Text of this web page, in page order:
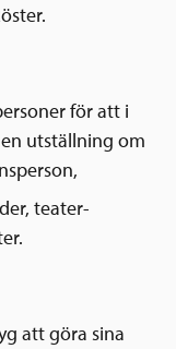
för att i
utställning om
teater-
att göra sina